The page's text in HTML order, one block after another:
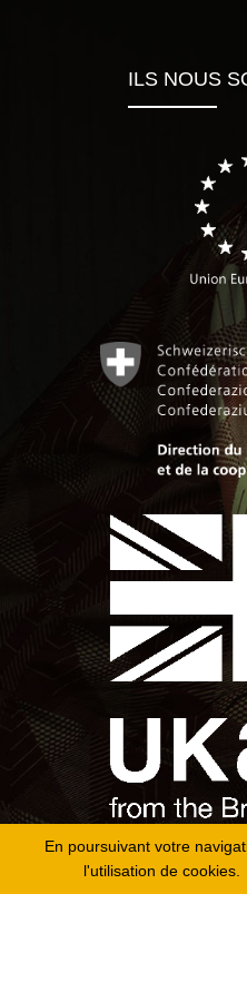
En poursuivant votre
l'utilisation de cookies.
ILS NOUS